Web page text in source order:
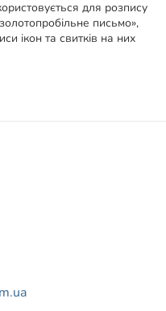
для розпису
письмо»,
ікон та свитків на них